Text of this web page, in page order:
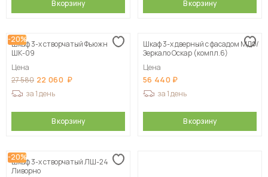
В корзину В корзину
-20%
Шкаф 3-х створчатый Фьюжн
ШК-09
Цена
27 580 22 060
за 1 день
В корзину
Шкаф 3-х дверный с фасадом МДФ/
Зеркало Оскар (компл.6)
Цена
56 440
за 1 день
В корзину
-20%
Шкаф 3-х створчатый ЛШ-24
Ливорно